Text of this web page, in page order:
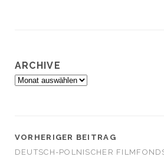
ARCHIVE
Archive
VORHERIGER BEITRAG
DEUTSCH-POLNISCHER